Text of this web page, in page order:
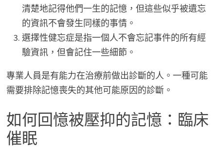
清楚地記得他們一生的記憶，但這些似乎被遺忘
的資訊不會發生同樣的事情。
選擇性健忘症是指一個人不會忘記事件的所有經
驗資訊，但會記住一些細節。
專業人員是有能力在治療前做出診斷的人。一種可能
需要排除記憶喪失的其他可能原因的診斷。
如何回憶被壓抑的記憶：臨床
催眠